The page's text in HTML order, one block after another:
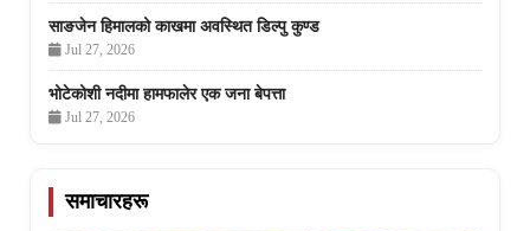
साङजेन हिमालको काखमा अवस्थित डिल्पु कुण्ड
Jul 27, 2026
भोटेकोशी नदीमा हामफालेर एक जना बेपत्ता
Jul 27, 2026
समाचारहरू